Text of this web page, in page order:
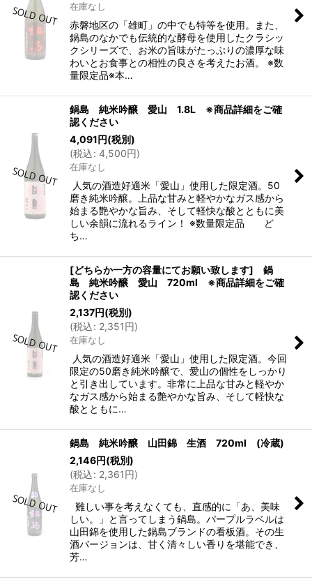
在庫なし
赤磐地区の「雄町」の中でも特等を使用。また、
鍋島のなかでも伝統的な酵母を使用したクラシッ
クシリーズで、お米の旨味がたっぷりの濃厚な味
わいとお食事との相性の良さを考えたお酒。 ※数
量限定品※本…
鍋島 純米吟醸 愛山 1.8L ※商品詳細をご確
認ください
4,091円(税別)
(税込: 4,500円)
在庫なし
人気の酒造好適米「愛山」使用した限定酒。50
磨き純米吟醸。上品な甘みと軽やかなガス感から
始まる艶やかな旨み、そして軽快な酸とともに美
しい余韻に流れるライン！ ※数量限定品 ど
ち…
[どちらか一方の容量にてお願い致します] 鍋
島 純米吟醸 愛山 720ml ※商品詳細をご確
認ください
2,137円(税別)
(税込: 2,351円)
在庫なし
人気の酒造好適米「愛山」使用した限定酒。今回
限定の50磨き純米吟醸で、愛山の個性をしっかり
と引き出しています。非常に上品な甘みと軽やか
なガス感から始まる艶やかな旨み、そして軽快な
酸とともに…
鍋島 純米吟醸 山田錦 生酒 720ml (冷蔵)
2,146円(税別)
(税込: 2,361円)
在庫なし
難しい事を考えなくても、直感的に「あ、美味
しい。」と言ってしまう鍋島。パープルラベルは
山田錦を使用した鍋島ブランドの看板酒。その生
酒バージョンは、甘く清々しい香りを堪能でき、
芳…